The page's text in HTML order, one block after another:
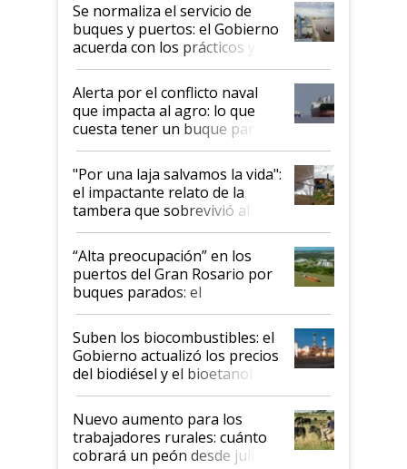
Se normaliza el servicio de
buques y puertos: el Gobierno
acuerda con los prácticos y
suspende el decreto de
desregulación
Alerta por el conflicto naval
que impacta al agro: lo que
cuesta tener un buque parado
y el peligro de que Argentina
pase a ser "país sucio"
"Por una laja salvamos la vida":
el impactante relato de la
tambera que sobrevivió al
tornado
“Alta preocupación” en los
puertos del Gran Rosario por
buques parados: el
funcionamiento de las
exportadoras en tensión tras
la medida de fuerza de los
prácticos
Suben los biocombustibles: el
Gobierno actualizó los precios
del biodiésel y el bioetanol
Nuevo aumento para los
trabajadores rurales: cuánto
cobrará un peón desde julio